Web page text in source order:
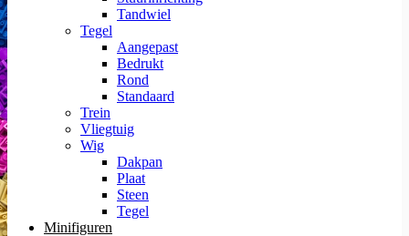
Tandwiel
Tegel
Aangepast
Bedrukt
Rond
Standaard
Trein
Vliegtuig
Wig
Dakpan
Plaat
Steen
Tegel
Minifiguren